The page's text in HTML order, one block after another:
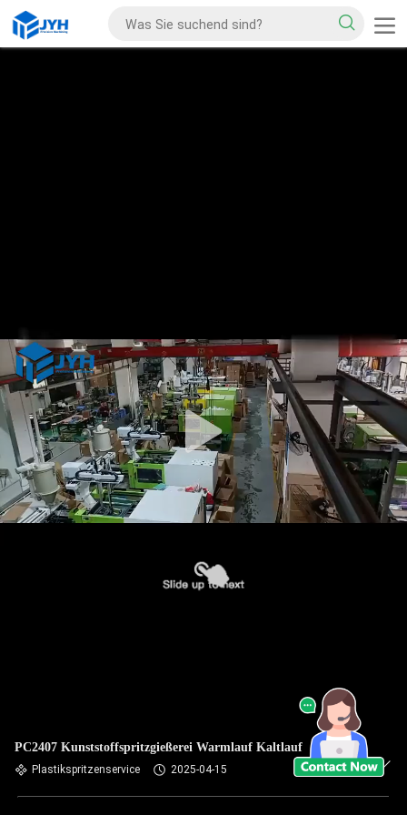
PC2407 Kunststoffspritzgießerei Warmlauf Kaltlauf
Plastikspritzenservice 2025-04-15